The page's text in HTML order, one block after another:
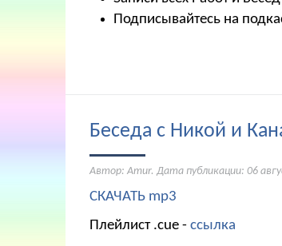
Подписывайтесь на
Беседа с Никой и
Автор: Amur. Дата публикации: 06
СКАЧАТЬ mp3
Плейлист .cue - ссылка